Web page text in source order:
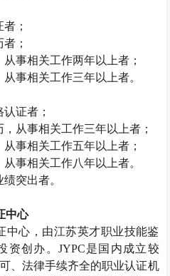
；
；
事相关工作两年以上者；
事相关工作三年以上者。
证者；
从事相关工作三年以上者；
事相关工作五年以上者；
事相关工作八年以上者。
突出者。
中心
中心，由江苏英才职业技能鉴
资创办。 JYPC是国内成立较
、法律手续齐全的职业认证机